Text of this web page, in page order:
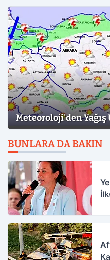
Meteoroloji'den Yağış
BUNLARA DA BAKIN